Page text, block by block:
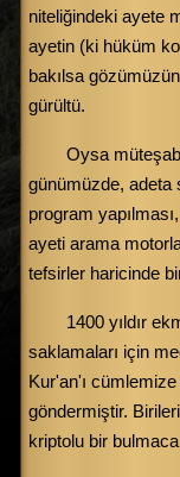
niteliğindeki ayete
ayetin (ki hüküm
bakılsa
gürültü.
Oysa
günümüzde, adeta
program
ayeti arama
tefsirler haricinde
1400 yıldır
saklamaları için
Kur'an'ı
göndermiştir.
kriptolu bir